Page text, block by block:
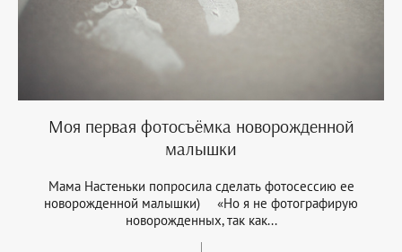
Моя первая фотосъёмка новорожденной
малышки
Мама Настеньки попросила сделать фотосессию ее
новорожденной малышки) ⠀ «Но я не фотографирую
новорожденных, так как...